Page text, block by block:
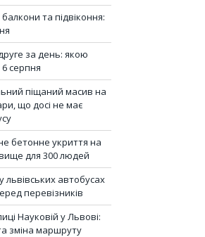
та підвіконня:
за день: якою
серпня
піщаний масив на
що досі не має
бетонне укриття на
для 300 людей
львівських автобусах
перевізників
Науковій у Львові:
зміна маршруту